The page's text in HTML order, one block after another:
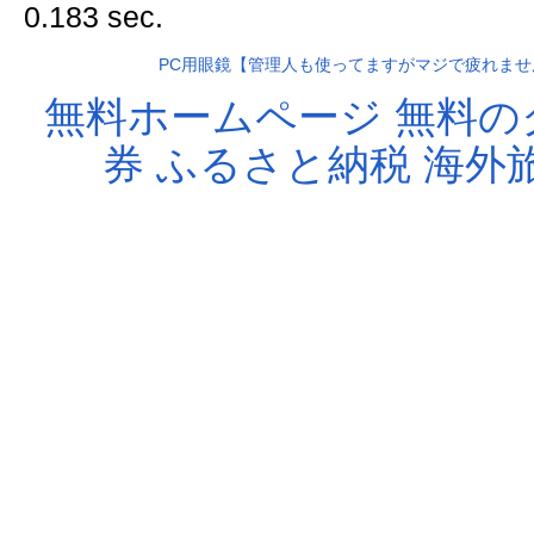
0.183 sec.
PC用眼鏡【管理人も使ってますがマジで疲れま
無料ホームページ 無料
券 ふるさと納税 海外